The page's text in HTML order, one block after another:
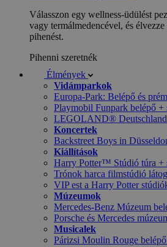
Válasszon egy wellness-üdülést
vagy termálmedencével, és
pihenést.
Pihenni szeretnék
Élmények
Vidámparkok
Europa-Park: Belépő és
Playmobil Funpark belépő +
LEGOLAND® Deutschland
Koncertek
Backstreet Boys in
Kiállítások
Harry Potter™ Stúdió túra +
Trónok harca filmstúdió
VIP est a Harry Potter
Múzeumok
Mercedes-Benz Múzeum
Porsche és Mercedes
Musicalek
Párizsi Moulin Rouge